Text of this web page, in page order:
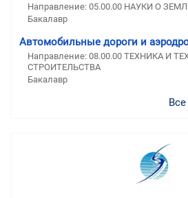
Направление: 05.00.00 НАУКИ О
Бакалавр
Автомобильные дороги и
Направление: 08.00.00 ТЕХНИКА И
СТРОИТЕЛЬСТВА
Бакалавр